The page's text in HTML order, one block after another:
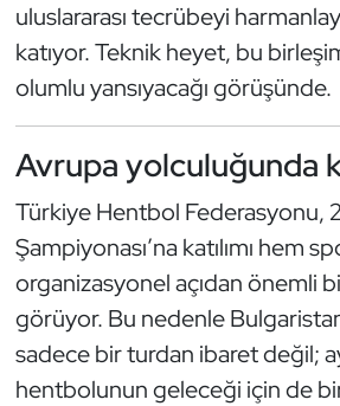
uluslararası tecrübeyi
katıyor. Teknik heyet, bu
olumlu yansıyacağı görüşünde.
Avrupa yolculuğunda
Türkiye Hentbol Federasyonu,
Şampiyonası’na katılımı hem
organizasyonel açıdan önemli
görüyor. Bu nedenle
sadece bir turdan ibaret değil;
hentbolunun geleceği için de